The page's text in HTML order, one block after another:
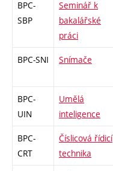
BPC-
SBP
Seminář k
bakalářské
práci
BPC-SNI Snímače
BPC-
UIN
Umělá
inteligence
BPC-
CRT
Číslicová řídicí
technika